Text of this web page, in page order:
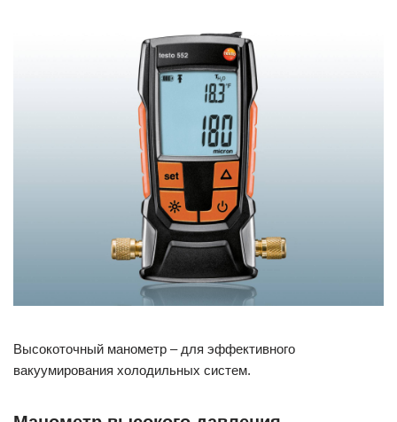
Высокоточный манометр – для эффективного
вакуумирования холодильных систем.